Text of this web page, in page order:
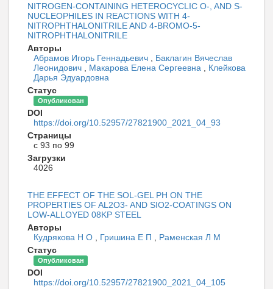
NITROGEN-CONTAINING HETEROCYCLIC O-, AND S-
NUCLEOPHILES IN REACTIONS WITH 4-
NITROPHTHALONITRILE AND 4-BROMO-5-
NITROPHTHALONITRILE
Авторы
Абрамов Игорь Геннадьевич
Баклагин Вячеслав
Леонидович
Макарова Елена Сергеевна
Клейкова
Дарья Эдуардовна
Статус
Опубликован
DOI
https://doi.org/10.52957/27821900_2021_04_93
Страницы
с 93 по 99
Загрузки
4026
THE EFFECT OF THE SOL-GEL PH ON THE
PROPERTIES OF AL2O3- AND SIO2-COATINGS ON
LOW-ALLOYED 08KP STEEL
Авторы
Кудрякова Н О
Гришина Е П
Раменская Л М
Статус
Опубликован
DOI
https://doi.org/10.52957/27821900_2021_04_105